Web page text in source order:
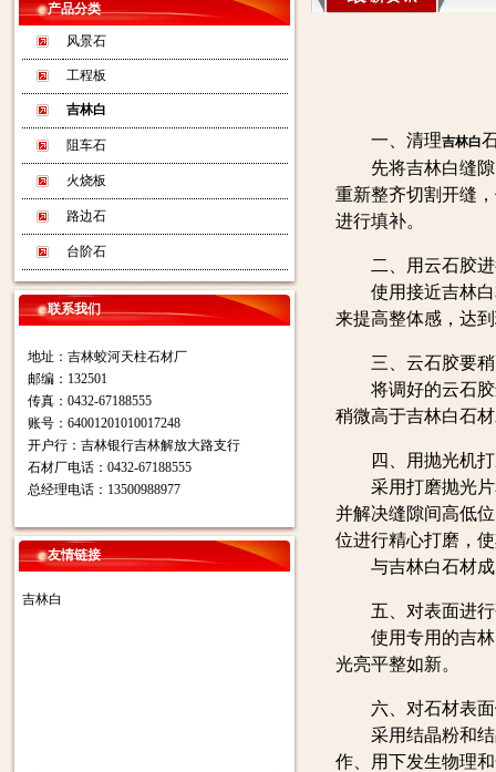
产品分类
风景石
工程板
吉林白
阻车石
火烧板
路边石
台阶石
联系我们
地址：吉林蛟河天柱石材厂
邮编：132501
传真：0432-67188555
账号：64001201010017248
开户行：吉林银行吉林解放大路支行
石材厂电话：0432-67188555
总经理电话：13500988977
友情链接
吉林白
一、清理吉林白
先将吉林白缝隙
重新整齐切割开缝
进行填补。
二、用云石胶进
使用接近吉林白
来提高整体感，达
三、云石胶要稍
将调好的云石胶
稍微高于吉林白石
四、用抛光机打
采用打磨抛光片
并解决缝隙间高低
位进行精心打磨，
与吉林白石材成
五、对表面进行
使用专用的吉林
光亮平整如新。
六、对石材表面
采用结晶粉和结
作、用下发生物理